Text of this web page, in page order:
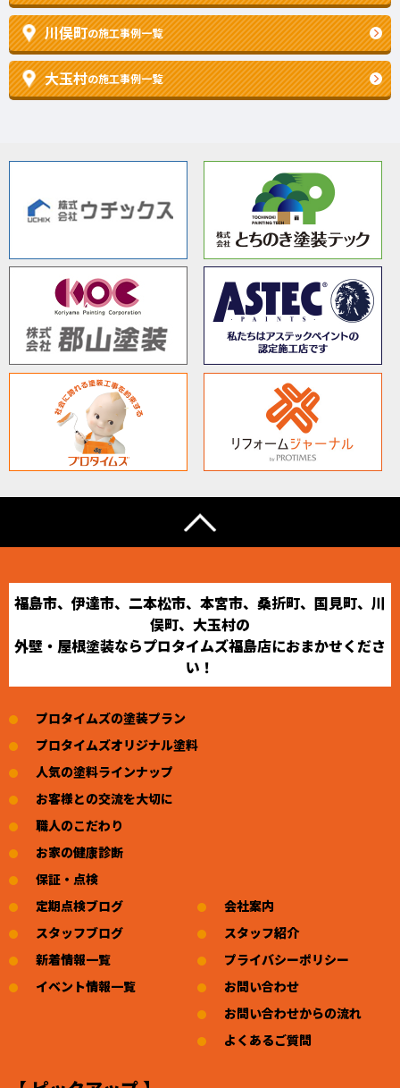
川俣町の施工事例一覧
大玉村の施工事例一覧
福島市、伊達市、二本松市、本宮市、桑折町、国見町、川
俣町、大玉村の
外壁・屋根塗装ならプロタイムズ福島店におまかせくださ
い！
プロタイムズの塗装プラン
プロタイムズオリジナル塗料
人気の塗料ラインナップ
お客様との交流を大切に
職人のこだわり
お家の健康診断
保証・点検
定期点検ブログ
スタッフブログ
新着情報一覧
イベント情報一覧
会社案内
スタッフ紹介
プライバシーポリシー
お問い合わせ
お問い合わせからの流れ
よくあるご質問